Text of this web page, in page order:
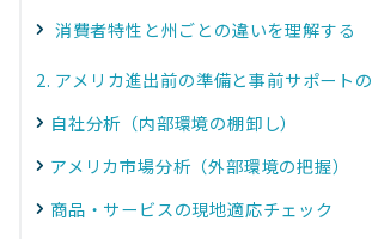
消費者特性と州ごとの違いを理解する
2. アメリカ進出前の準備と事前サポート
自社分析（内部環境の棚卸し）
アメリカ市場分析（外部環境の把握）
商品・サービスの現地適応チェック